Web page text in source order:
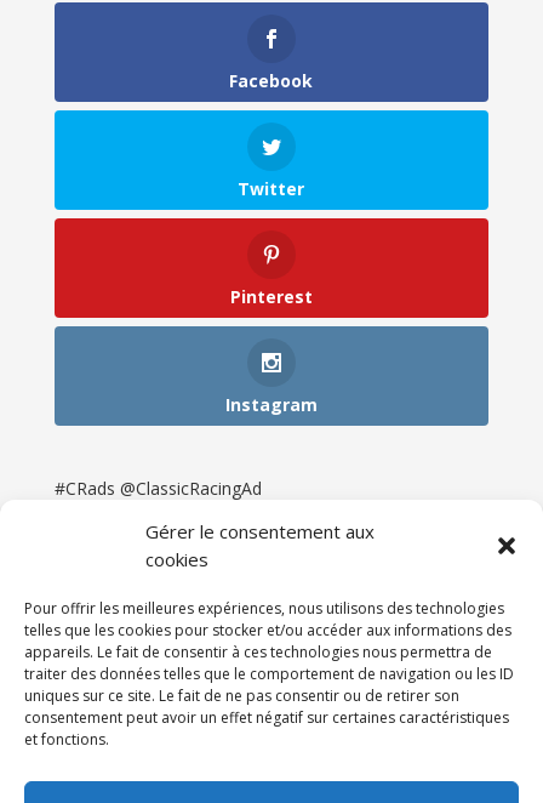
Gérer le consentement aux
cookies
Pour offrir les meilleures expériences, nous utilisons des technologies
telles que les cookies pour stocker et/ou accéder aux informations des
appareils. Le fait de consentir à ces technologies nous permettra de
traiter des données telles que le comportement de navigation ou les ID
uniques sur ce site. Le fait de ne pas consentir ou de retirer son
consentement peut avoir un effet négatif sur certaines caractéristiques
et fonctions.
Facebook
Twitter
Pinterest
Instagram
#CRads @ClassicRacingAd
Newsletter & Presse
Partenaires Tarifs